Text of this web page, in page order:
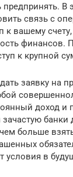
В
связь с
к вашему
финансов.
к крупной
заявку на
доход и
банки
больше
условия в